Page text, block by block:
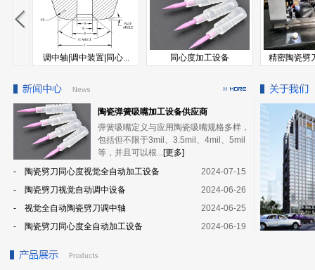
调中轴|调中装置|同心... 同心度加工设备 精密陶瓷劈
陶瓷弹簧吸嘴加工设备供应商
弹簧吸嘴定义与应用陶瓷吸嘴规格多样，
包括但不限于3mil、3.5mil、4mil、5mil
等，并且可以根...[更多]
2024-07-15
- 陶瓷劈刀同心度视觉全自动加工设备
2024-06-26
- 陶瓷劈刀视觉自动调中设备
2024-06-25
- 视觉全自动陶瓷劈刀调中轴
2024-06-19
- 陶瓷劈刀同心度全自动加工设备